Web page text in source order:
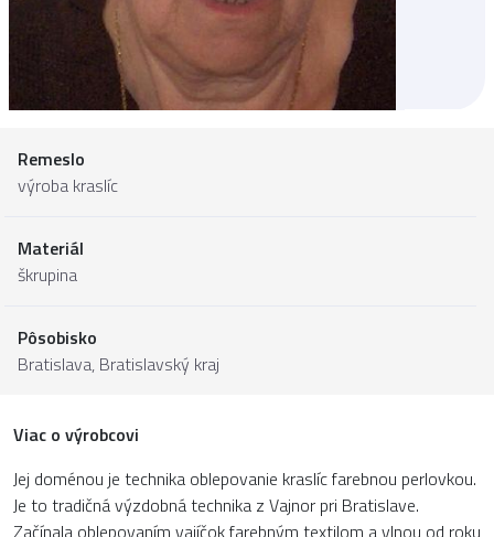
Remeslo
výroba kraslíc
Materiál
škrupina
Pôsobisko
Bratislava, Bratislavský kraj
Viac o výrobcovi
Jej doménou je technika oblepovanie kraslíc farebnou perlovkou.
Je to tradičná výzdobná technika z Vajnor pri Bratislave.